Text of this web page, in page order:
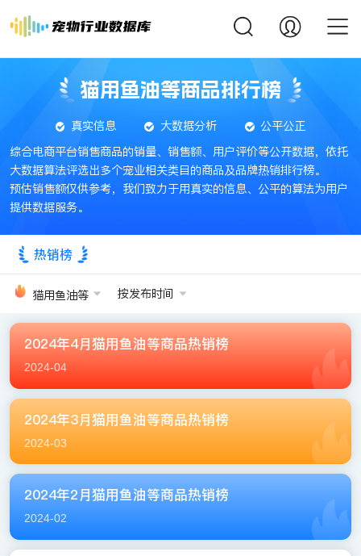
猫用鱼油等商品排行榜
真实信息 大数据分析
公平公正
综合电商平台销售商品的销量、销售额、用户评价等公开数据，依托
大数据算法评选出多个宠业相关类目的商品及品牌热销排行榜。
预估销售额仅供参考，我们致力于用真实的信息、公平的算法为用户
提供数据服务。
热销榜
猫用鱼油等 按发布时间
2024年4月猫用鱼油等商品热销榜
2024-04
2024年3月猫用鱼油等商品热销榜
2024-03
2024年2月猫用鱼油等商品热销榜
2024-02